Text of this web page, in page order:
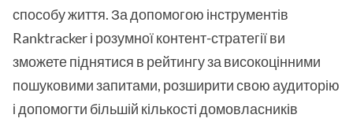
способу життя. За допомогою інструментів
Ranktracker і розумної контент-стратегії ви
зможете піднятися в рейтингу за високоцінними
пошуковими запитами, розширити свою аудиторію
і допомогти більшій кількості домовласників